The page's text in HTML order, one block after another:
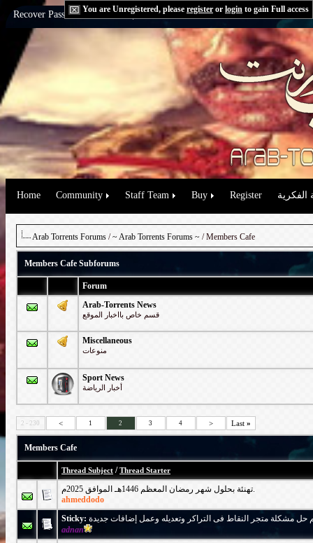
You are Unregistered, please register or login to gain Full access
Recover Password:via Email|via Question
Home Community Staff Team Buy Register الفكرية
Arab Torrents Forums /~ Arab Torrents Forums ~ / Members Cafe
Members Cafe Subforums
Forum
Arab-Torrents News
قسم خاص بااخبار الموقع
Miscellaneous
منوعات
Sport News
أخبار الرياضة
2 - 230 < 1 2 3 4 > Last »
Members Cafe
Thread Subject /Thread Starter
تهنئة بحلول شهر رمضان المعظم 1446هـ الموافق 2025م.
ahmeddodo
Sticky: حل مشكلة متجر النقاط فى التراكر وتعديله وعمل إضافات جديدة
adnan